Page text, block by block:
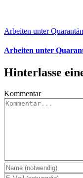
Arbeiten unter
Arbeiten unter
Hinterlasse
Kommentar